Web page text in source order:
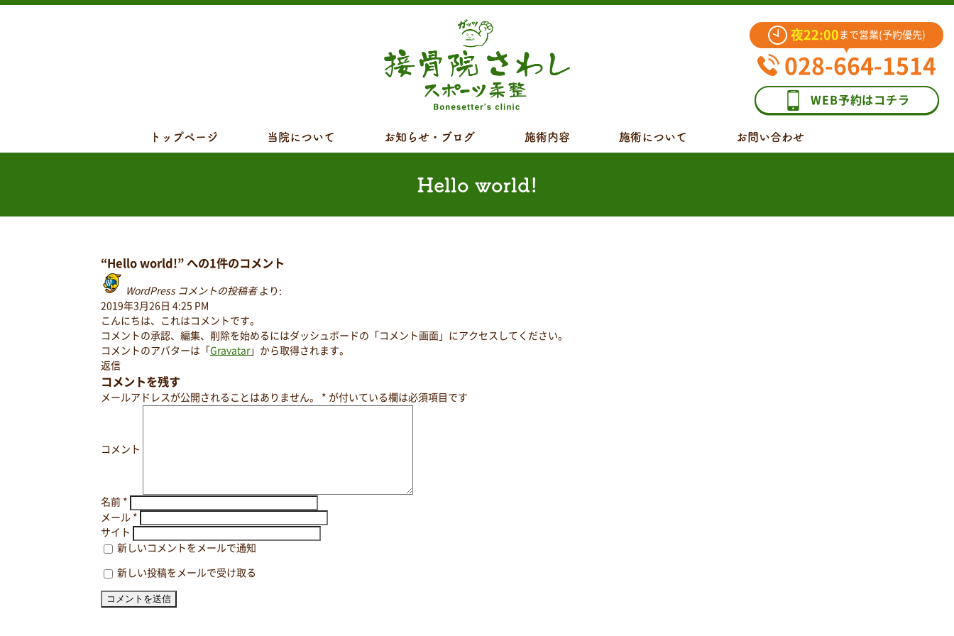
夜22:00 まで営業(予約優先)
028-664-1514
WEB予約はコチラ
トップページ 当院について お知らせ・ブログ 施術内容 施術について お問い合わせ
Hello world!
“Hello world!” への1件のコメント
WordPress コメントの投稿者 より:
2019年3月26日 4:25 PM
こんにちは、これはコメントです。
コメントの承認、編集、削除を始めるにはダッシュボードの「コメント画面」にアクセスしてください。
コメントのアバターは「 Gravatar」から取得されます。
返信
コメントを残す
メールアドレスが公開されることはありません。 * が付いている欄は必須項目です
コメント
名前 *
メール *
サイト
新しいコメントをメールで通知
新しい投稿をメールで受け取る